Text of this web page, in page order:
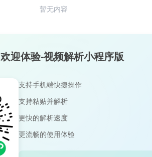
暂无内容
欢迎体验-视频解析小程序版
支持手机端快捷操作
支持粘贴并解析
更快的解析速度
更流畅的使用体验